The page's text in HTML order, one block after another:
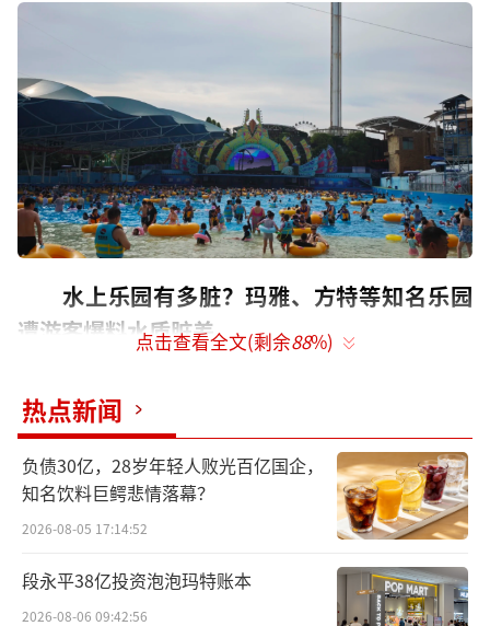
水上乐园有多脏？ 玛雅、方特等知名乐园
遭游客爆料水质脏差
馈，水上乐园水质浑浊脏差，水面出现垃圾、
死蟑螂等各种异物，更有游玩过后皮肤出现瘙
痒、红疹等情况。
点击查看全文(剩余88%)
热点新闻
负债30亿，28岁年轻人败光百亿国企，
知名饮料巨鳄悲情落幕？
2026-08-05 17:14:52
段永平38亿投资泡泡玛特账本
2026-08-06 09:42:56